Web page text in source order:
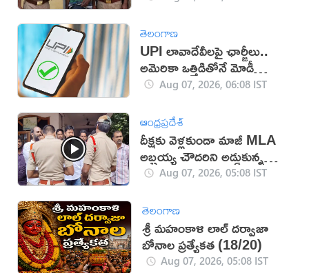
తెలంగాణ
UPI లావాదేవీలపై ఛార్జీలు..
అమెరికా ఒత్తిడితోనే మోడీ
సర్కార్‌ నిర్ణయం?
Aug 07, 2026, 06:08 IST
ఆంధ్రప్రదేశ్
దీక్షకు వెళ్లకుండా మాజీ MLA
అబ్బ‌య్య చౌద‌రిని అడ్డుకున్న
పోలీసులు (వీడియో)
Aug 07, 2026, 05:08 IST
తెలంగాణ
శ్రీ మహంకాళి లాల్ దర్వాజా
బోనాల ప్రత్యేకత (18/20)
Aug 07, 2026, 05:08 IST